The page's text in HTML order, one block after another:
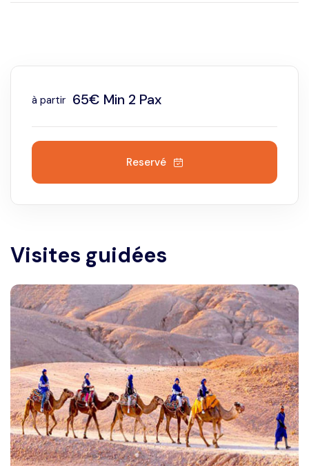
à partir 65€ Min 2 Pax
Reservé
Visites guidées